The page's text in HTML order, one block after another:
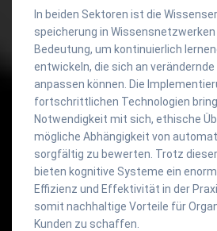
In beiden Sektoren ist die
speicherung in
Bedeutung, um kontinuierlich
entwickeln, die sich an verändernde
anpassen können. Die
fortschrittlichen Technologien
Notwendigkeit mit sich, ethische
mögliche Abhängigkeit von
sorgfältig zu bewerten. Trotz
bieten kognitive Systeme ein
Effizienz und Effektivität in der
somit nachhaltige Vorteile für
Kunden zu schaffen.